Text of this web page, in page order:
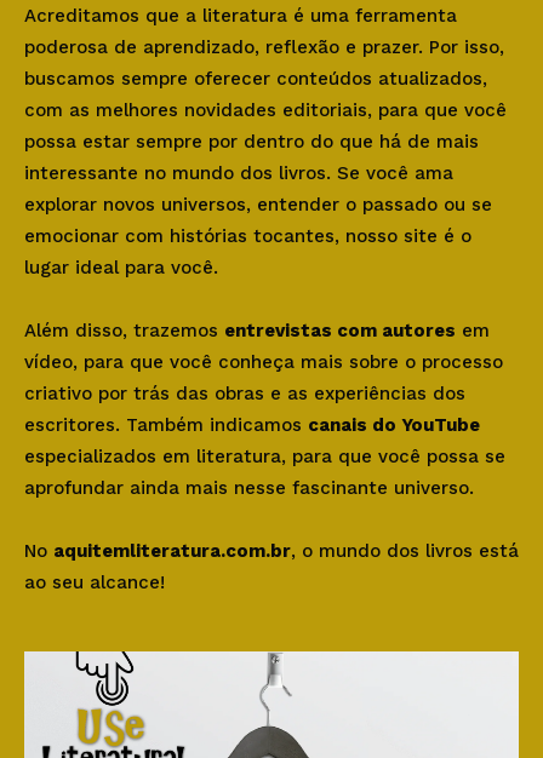
Acreditamos que a literatura é uma ferramenta
poderosa de aprendizado, reflexão e prazer. Por isso,
buscamos sempre oferecer conteúdos atualizados,
com as melhores novidades editoriais, para que você
possa estar sempre por dentro do que há de mais
interessante no mundo dos livros. Se você ama
explorar novos universos, entender o passado ou se
emocionar com histórias tocantes, nosso site é o
lugar ideal para você.
Além disso, trazemos entrevistas com autores em
vídeo, para que você conheça mais sobre o processo
criativo por trás das obras e as experiências dos
escritores. Também indicamos canais do YouTube
especializados em literatura, para que você possa se
aprofundar ainda mais nesse fascinante universo.
No aquitemliteratura.com.br, o mundo dos livros está
ao seu alcance!